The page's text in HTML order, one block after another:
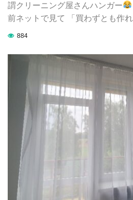
謂クリーニング屋さんハンガー
前ネットで見て 「買わずとも作
884